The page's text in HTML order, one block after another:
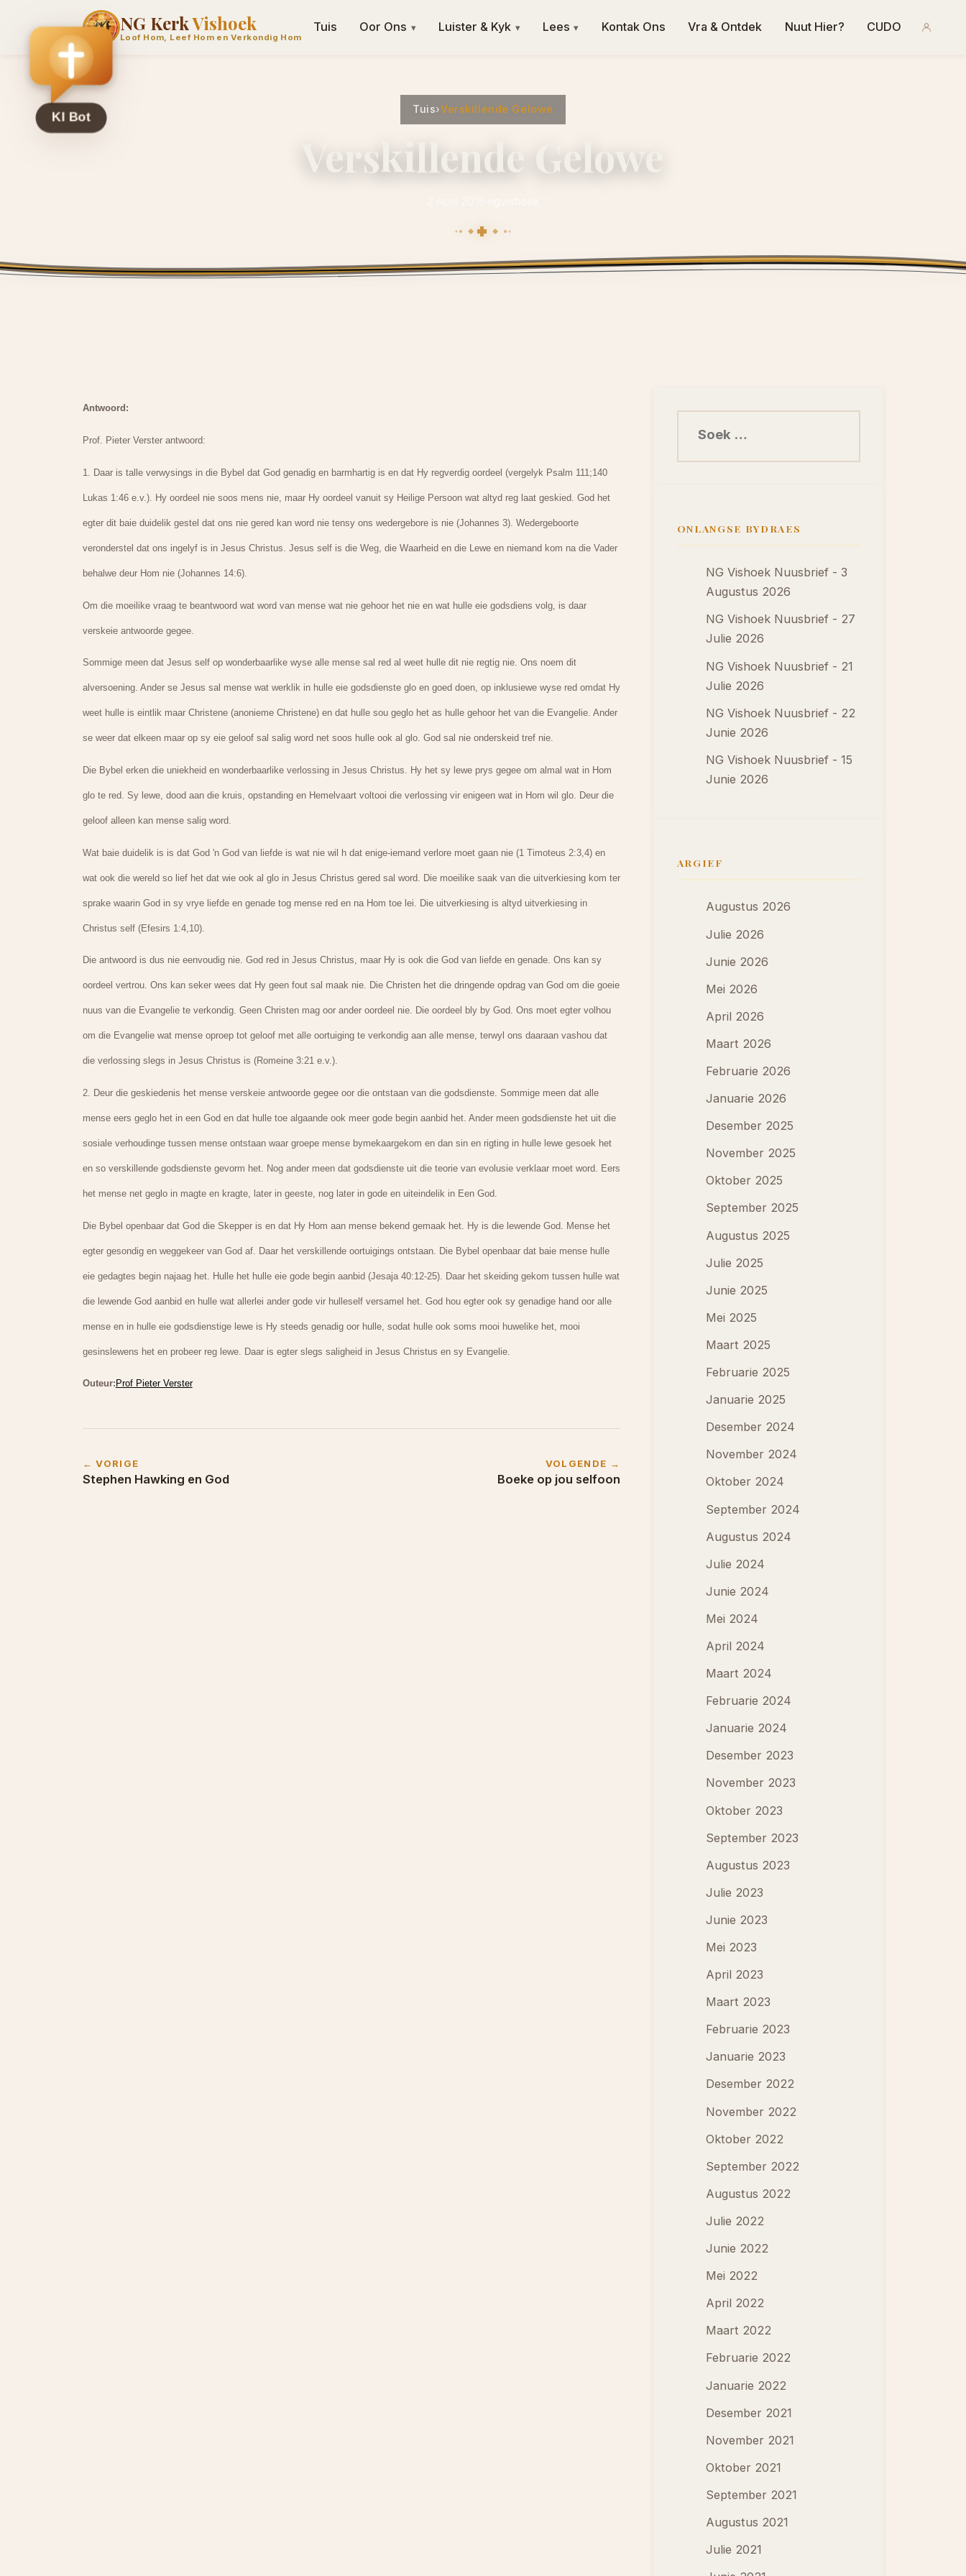
NG KerkVishoek
Loof Hom, Leef Hom en Verkondig Hom
Tuis Oor Ons ▾ Luister & Kyk ▾ Lees ▾ Kontak Ons Vra & Ontdek Nuut Hier? CUDO
Tuis›Verskillende Gelowe
Verskillende Gelowe
Antwoord:
Prof. Pieter Verster antwoord:
1. Daar is talle verwysings in die Bybel dat God genadig en barmhartig is en dat Hy regverdig oordeel (vergelyk Psalm 111;140
Lukas 1:46 e.v.). Hy oordeel nie soos mens nie, maar Hy oordeel vanuit sy Heilige Persoon wat altyd reg laat geskied. God het
egter dit baie duidelik gestel dat ons nie gered kan word nie tensy ons wedergebore is nie (Johannes 3). Wedergeboorte
veronderstel dat ons ingelyf is in Jesus Christus. Jesus self is die Weg, die Waarheid en die Lewe en niemand kom na die Vader
behalwe deur Hom nie (Johannes 14:6).
Om die moeilike vraag te beantwoord wat word van mense wat nie gehoor het nie en wat hulle eie godsdiens volg, is daar
verskeie antwoorde gegee.
Sommige meen dat Jesus self op wonderbaarlike wyse alle mense sal red al weet hulle dit nie regtig nie. Ons noem dit
alversoening. Ander se Jesus sal mense wat werklik in hulle eie godsdienste glo en goed doen, op inklusiewe wyse red omdat Hy
weet hulle is eintlik maar Christene (anonieme Christene) en dat hulle sou geglo het as hulle gehoor het van die Evangelie. Ander
se weer dat elkeen maar op sy eie geloof sal salig word net soos hulle ook al glo. God sal nie onderskeid tref nie.
Die Bybel erken die uniekheid en wonderbaarlike verlossing in Jesus Christus. Hy het sy lewe prys gegee om almal wat in Hom
glo te red. Sy lewe, dood aan die kruis, opstanding en Hemelvaart voltooi die verlossing vir enigeen wat in Hom wil glo. Deur die
geloof alleen kan mense salig word.
Wat baie duidelik is is dat God 'n God van liefde is wat nie wil h dat enige-iemand verlore moet gaan nie (1 Timoteus 2:3,4) en
wat ook die wereld so lief het dat wie ook al glo in Jesus Christus gered sal word. Die moeilike saak van die uitverkiesing kom ter
sprake waarin God in sy vrye liefde en genade tog mense red en na Hom toe lei. Die uitverkiesing is altyd uitverkiesing in
Christus self (Efesirs 1:4,10).
Die antwoord is dus nie eenvoudig nie. God red in Jesus Christus, maar Hy is ook die God van liefde en genade. Ons kan sy
oordeel vertrou. Ons kan seker wees dat Hy geen fout sal maak nie. Die Christen het die dringende opdrag van God om die goeie
nuus van die Evangelie te verkondig. Geen Christen mag oor ander oordeel nie. Die oordeel bly by God. Ons moet egter volhou
om die Evangelie wat mense oproep tot geloof met alle oortuiging te verkondig aan alle mense, terwyl ons daaraan vashou dat
die verlossing slegs in Jesus Christus is (Romeine 3:21 e.v.).
2. Deur die geskiedenis het mense verskeie antwoorde gegee oor die ontstaan van die godsdienste. Sommige meen dat alle
mense eers geglo het in een God en dat hulle toe algaande ook meer gode begin aanbid het. Ander meen godsdienste het uit die
sosiale verhoudinge tussen mense ontstaan waar groepe mense bymekaargekom en dan sin en rigting in hulle lewe gesoek het
en so verskillende godsdienste gevorm het. Nog ander meen dat godsdienste uit die teorie van evolusie verklaar moet word. Eers
het mense net geglo in magte en kragte, later in geeste, nog later in gode en uiteindelik in Een God.
Die Bybel openbaar dat God die Skepper is en dat Hy Hom aan mense bekend gemaak het. Hy is die lewende God. Mense het
egter gesondig en weggekeer van God af. Daar het verskillende oortuigings ontstaan. Die Bybel openbaar dat baie mense hulle
eie gedagtes begin najaag het. Hulle het hulle eie gode begin aanbid (Jesaja 40:12-25). Daar het skeiding gekom tussen hulle wat
die lewende God aanbid en hulle wat allerlei ander gode vir hulleself versamel het. God hou egter ook sy genadige hand oor alle
mense en in hulle eie godsdienstige lewe is Hy steeds genadig oor hulle, sodat hulle ook soms mooi huwelike het, mooi
gesinslewens het en probeer reg lewe. Daar is egter slegs saligheid in Jesus Christus en sy Evangelie.
Outeur: Prof Pieter Verster
← VORIGE
Stephen Hawking en God
VOLGENDE →
Boeke op jou selfoon
ONLANGSE BYDRAES
NG Vishoek Nuusbrief - 3
Augustus 2026
NG Vishoek Nuusbrief - 27
Julie 2026
NG Vishoek Nuusbrief - 21
Julie 2026
NG Vishoek Nuusbrief - 22
Junie 2026
NG Vishoek Nuusbrief - 15
Junie 2026
ARGIEF
Augustus 2026
Julie 2026
Junie 2026
Mei 2026
April 2026
Maart 2026
Februarie 2026
Januarie 2026
Desember 2025
November 2025
Oktober 2025
September 2025
Augustus 2025
Julie 2025
Junie 2025
Mei 2025
Maart 2025
Februarie 2025
Januarie 2025
Desember 2024
November 2024
Oktober 2024
September 2024
Augustus 2024
Julie 2024
Junie 2024
Mei 2024
April 2024
Maart 2024
Februarie 2024
Januarie 2024
Desember 2023
November 2023
Oktober 2023
September 2023
Augustus 2023
Julie 2023
Junie 2023
Mei 2023
April 2023
Maart 2023
Februarie 2023
Januarie 2023
Desember 2022
November 2022
Oktober 2022
September 2022
Augustus 2022
Julie 2022
Junie 2022
Mei 2022
April 2022
Maart 2022
Februarie 2022
Januarie 2022
Desember 2021
November 2021
Oktober 2021
September 2021
Augustus 2021
Julie 2021